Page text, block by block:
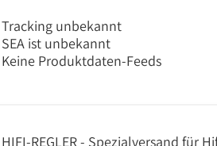
Tracking unbekannt
SEA ist unbekannt
Keine Produktdaten-Feeds
HIFI-REGLER - Spezialversand für